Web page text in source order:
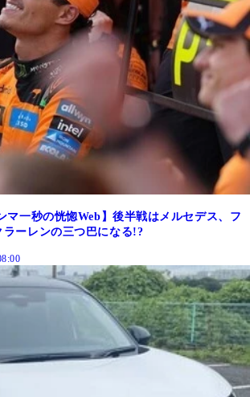
マ一秒の恍惚Web】後半戦はメルセデス、フ
ラーレンの三つ巴になる!?